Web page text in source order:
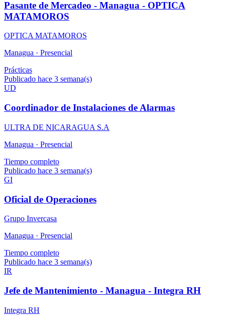
Pasante de Mercadeo - Managua - OPTICA
MATAMOROS
OPTICA MATAMOROS
Managua · Presencial
Prácticas
Publicado hace 3 semana(s)
UD
Coordinador de Instalaciones de Alarmas
ULTRA DE NICARAGUA S.A
Managua · Presencial
Tiempo completo
Publicado hace 3 semana(s)
GI
Oficial de Operaciones
Grupo Invercasa
Managua · Presencial
Tiempo completo
Publicado hace 3 semana(s)
IR
Jefe de Mantenimiento - Managua - Integra RH
Integra RH